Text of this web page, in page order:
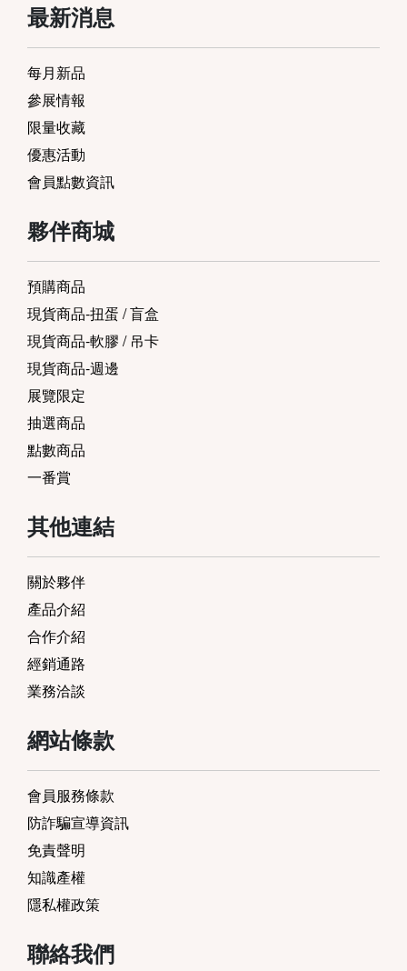
最新消息
每月新品
參展情報
限量收藏
優惠活動
會員點數資訊
夥伴商城
預購商品
現貨商品-扭蛋 / 盲盒
現貨商品-軟膠 / 吊卡
現貨商品-週邊
展覽限定
抽選商品
點數商品
一番賞
其他連結
關於夥伴
產品介紹
合作介紹
經銷通路
業務洽談
網站條款
會員服務條款
防詐騙宣導資訊
免責聲明
知識產權
隱私權政策
聯絡我們